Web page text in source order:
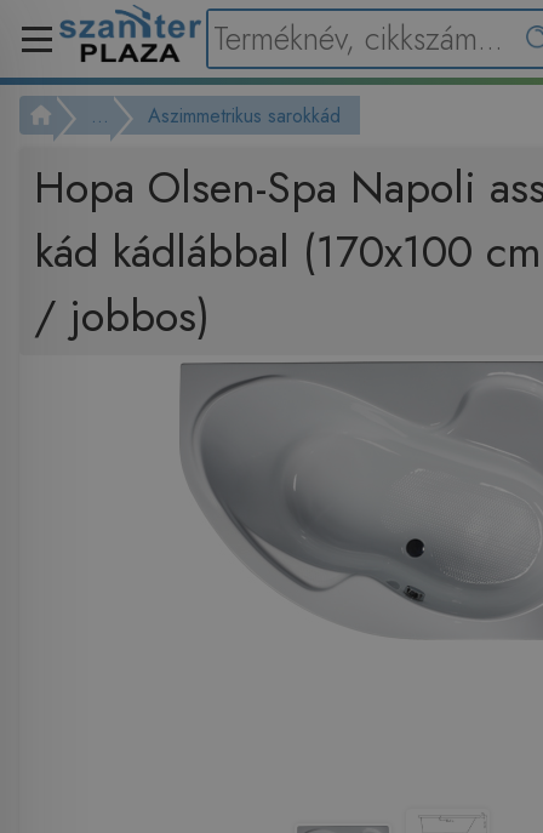
... Aszimmetrikus sarokkád
Hopa Olsen-Spa Napoli
kád kádlábbal (170x100
/ jobbos)